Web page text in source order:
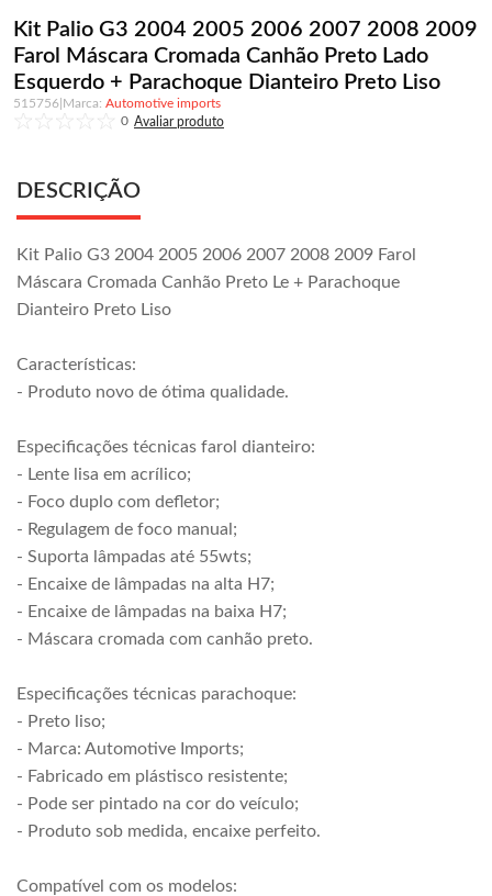
Kit Palio G3 2004 2005 2006 2007 2008 2009
Farol Máscara Cromada Canhão Preto Lado
Esquerdo + Parachoque Dianteiro Preto Liso
515756
Automotive imports
0
DESCRIÇÃO
Kit Palio G3 2004 2005 2006 2007 2008 2009 Farol
Máscara Cromada Canhão Preto Le + Parachoque
Dianteiro Preto Liso
Características:
- Produto novo de ótima qualidade.
Especificações técnicas farol dianteiro:
- Lente lisa em acrílico;
- Foco duplo com defletor;
- Regulagem de foco manual;
- Suporta lâmpadas até 55wts;
- Encaixe de lâmpadas na alta H7;
- Encaixe de lâmpadas na baixa H7;
- Máscara cromada com canhão preto.
Especificações técnicas parachoque:
- Preto liso;
- Marca: Automotive Imports;
- Fabricado em plástisco resistente;
- Pode ser pintado na cor do veículo;
- Produto sob medida, encaixe perfeito.
Compatível com os modelos: